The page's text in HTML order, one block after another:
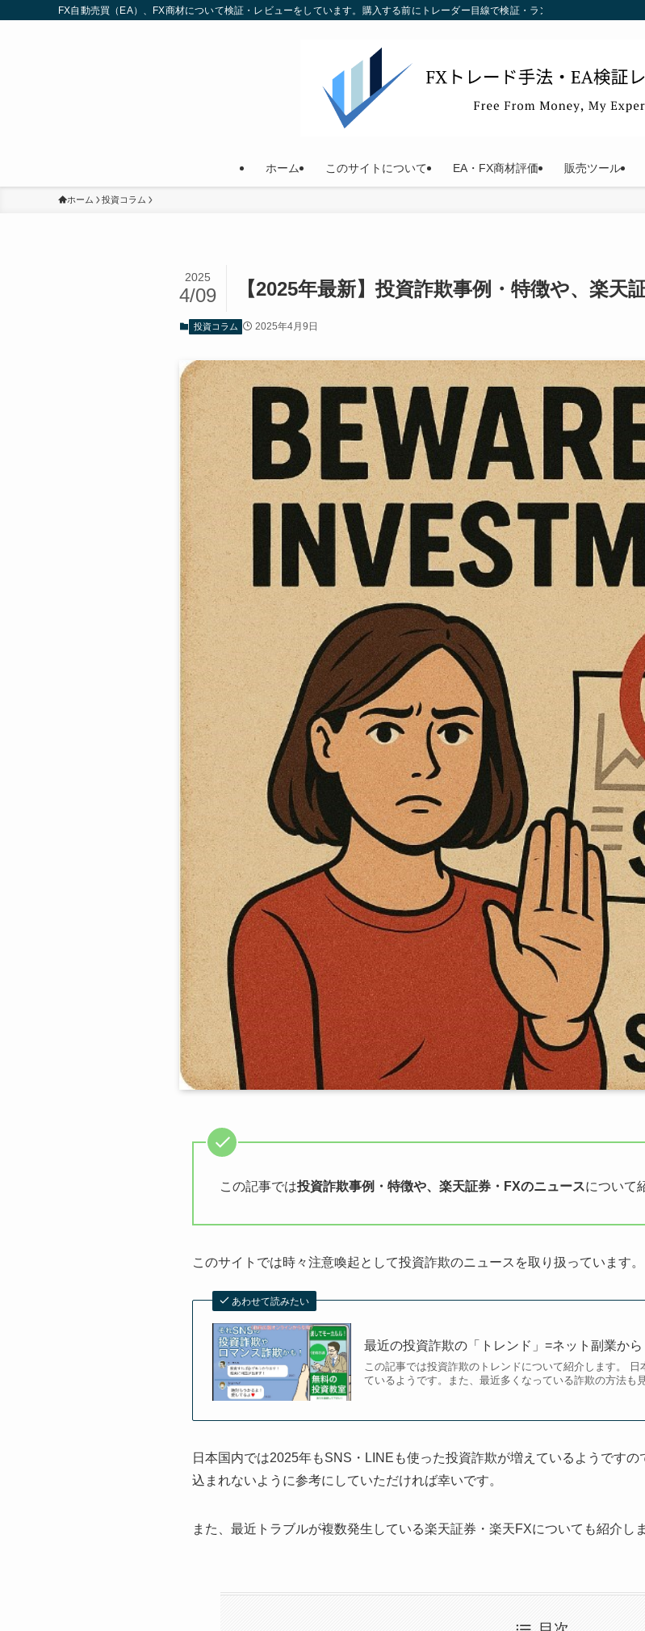
FX自動売買（EA）、FX商材について検証・レビューをしています。購入する前にトレーダー目線で検証・ランキング化している当
ホーム このサイトについて EA・FX商材評価 販売ツール
ホーム 投資コラム
【2025年最新】投資詐欺事例・特徴や、楽天
2025
4/09
投資コラム 2025年4月9日
この記事では投資詐欺事例・特徴や、楽天証券・FXのニュースについて
このサイトでは時々注意喚起として投資詐欺のニュースを取り扱っています。
あわせて読みたい
最近の投資詐欺の「トレンド」=ネット副業から
この記事では投資詐欺のトレンドについて紹介します。
ているようです。また、最近多くなっている詐欺の方法も
日本国内では2025年もSNS・LINEも使った投資詐欺が増えているようです
込まれないように参考にしていただければ幸いです。
また、最近トラブルが複数発生している楽天証券・楽天FXについても紹介しま